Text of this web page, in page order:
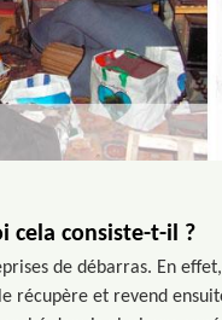
cela consiste-t-il ?
de débarras. En
récupère et revend